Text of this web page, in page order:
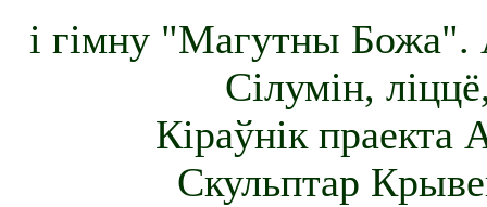
і гімну "Магутны Божа".
Сілумін,
Кіраўнік праекта
Скульптар